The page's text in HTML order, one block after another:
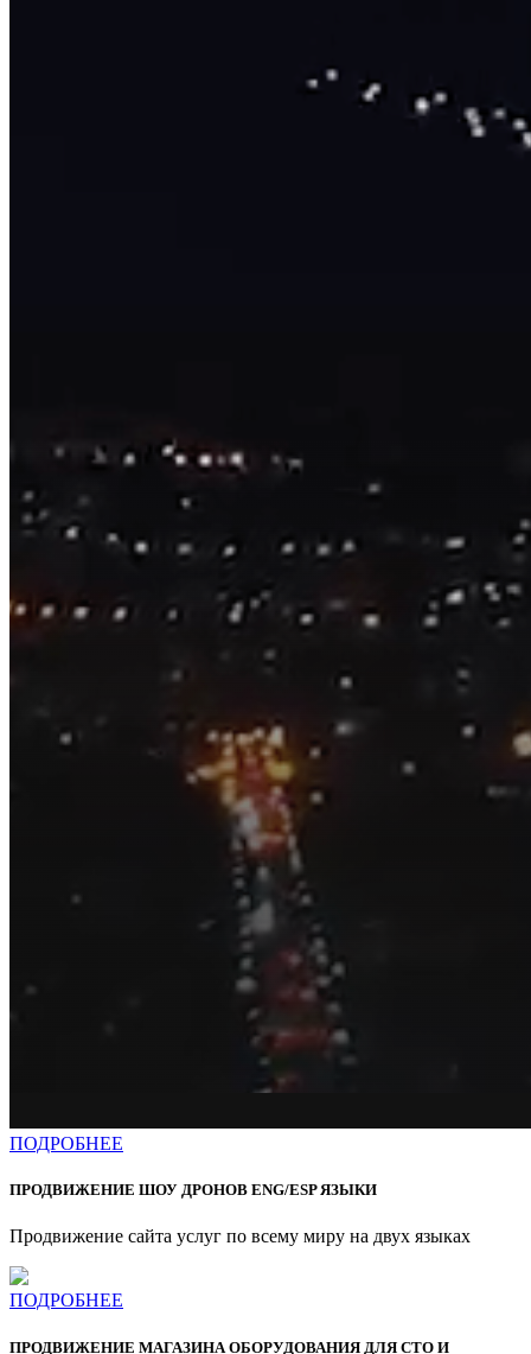
ПОДРОБНЕЕ
ПРОДВИЖЕНИЕ ШОУ ДРОНОВ ENG/ESP ЯЗЫКИ
Продвижение сайта услуг по всему миру на двух языках
ПОДРОБНЕЕ
ПРОДВИЖЕНИЕ МАГАЗИНА ОБОРУДОВАНИЯ ДЛЯ СТО И